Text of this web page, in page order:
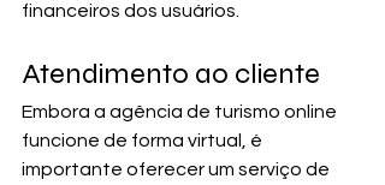
financeiros dos usuários.
Atendimento ao cliente
Embora a agência de turismo online
funcione de forma virtual, é
importante oferecer um serviço de